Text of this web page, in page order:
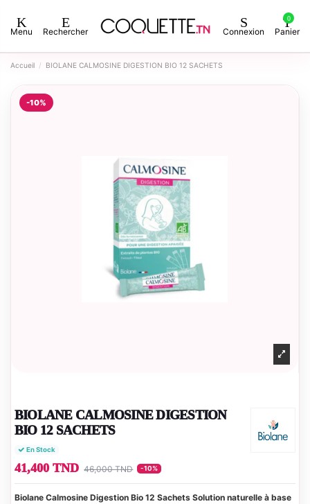
Menu Rechercher Connexion
0
Panier
Accueil BIOLANE CALMOSINE DIGESTION BIO 12 SACHETS
-10%
BIOLANE CALMOSINE DIGESTION
BIO 12 SACHETS
En Stock
41,400 TND 46,000 TND -10%
Biolane Calmosine Digestion Bio 12 Sachets Solution naturelle à base